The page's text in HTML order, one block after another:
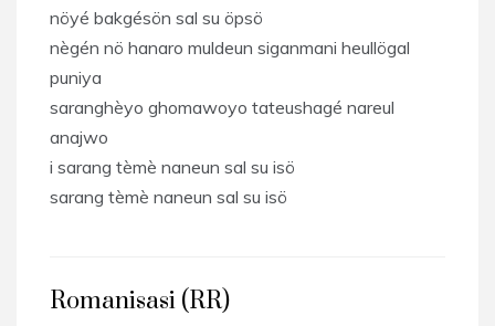
nöyé bakgésön sal su öpsö
nègén nö hanaro muldeun siganmani heullögal
puniya
saranghèyo ghomawoyo tateushagé nareul
anajwo
i sarang tèmè naneun sal su isö
sarang tèmè naneun sal su isö
Romanisasi (RR)